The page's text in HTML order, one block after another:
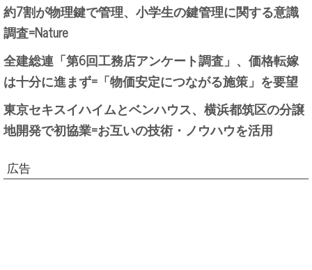
約7割が物理鍵で管理、小学生の鍵管理に関する意識
調査=Nature
全建総連「第6回工務店アンケート調査」、価格転嫁
は十分に進まず=「物価安定につながる施策」を要望
東京セキスイハイムとベンハウス、横浜都筑区の分譲
地開発で初協業=お互いの技術・ノウハウを活用
広告